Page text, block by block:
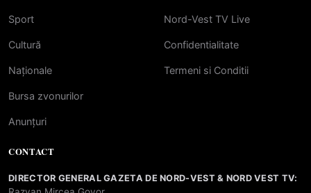
Sport
Cultură
Naționale
Bursa zvonurilor
Anunțuri
Nord-Vest TV Live
Confidentialitate
Termeni si Conditii
CONTACT
DIRECTOR GENERAL GAZETA DE NORD-VEST & NORD VEST TV: